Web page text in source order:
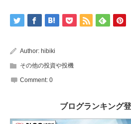
Author: hibiki
その他の投資や投機
Comment: 0
ブログランキング